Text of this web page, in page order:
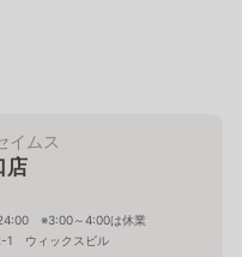
イムス
店
※3:00～4:00は休業
1 ウィックスビル